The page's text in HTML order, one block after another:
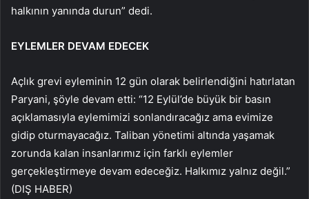
halkının yanında durun” dedi.
EYLEMLER DEVAM EDECEK
Açlık grevi eyleminin 12 gün olarak belirlendiğini hatırlatan
Paryani, şöyle devam etti: “12 Eylül’de büyük bir basın
açıklamasıyla eylemimizi sonlandıracağız ama evimize
gidip oturmayacağız. Taliban yönetimi altında yaşamak
zorunda kalan insanlarımız için farklı eylemler
gerçekleştirmeye devam edeceğiz. Halkımız yalnız değil.”
(DIŞ HABER)